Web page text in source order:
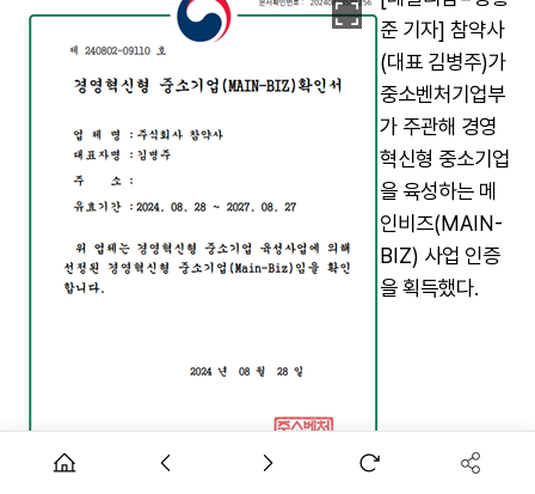
준 기자] 참약사
(대표 김병주)가
중소벤처기업부
가 주관해 경영
혁신형 중소기업
을 육성하는 메
인비즈(MAIN-
BIZ) 사업 인증
을 획득했다.